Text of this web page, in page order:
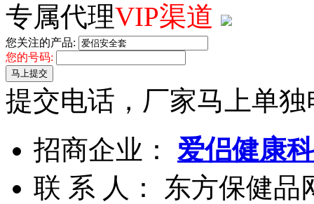
专属代理VIP渠道
您关注的产品:
您的号码:
马上提交
提交电话，厂家马上单
招商企业： 爱侣健康
联 系 人： 东方保健品